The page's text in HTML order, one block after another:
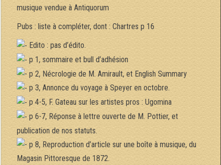
musique vendue à Antiquorum
Pubs : liste à compléter, dont : Chartres p 16
Edito : pas d’édito.
p 1, sommaire et bull d’adhésion
p 2, Nécrologie de M. Amirault, et English Summary
p 3, Annonce du voyage à Speyer en octobre.
p 4-5, F. Gateau sur les artistes pros : Ugomina
p 6-7, Réponse à lettre ouverte de M. Pottier, et
publication de nos statuts.
p 8, Reproduction d’article sur une boîte à musique, du
Magasin Pittoresque de 1872.